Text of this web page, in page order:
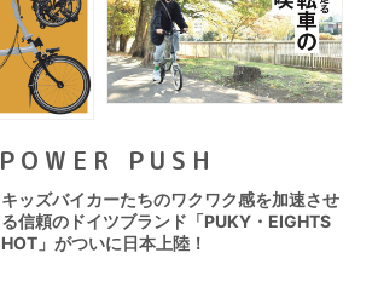
POWER PUSH
キッズバイカーたちのワクワク感を加速させ
る信頼のドイツブランド「PUKY・EIGHTS
HOT」がついに日本上陸！